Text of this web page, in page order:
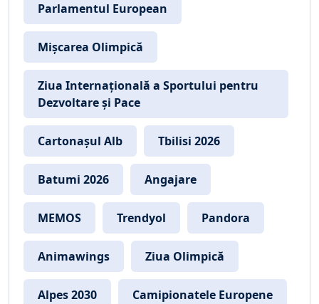
Parlamentul European
Mișcarea Olimpică
Ziua Internațională a Sportului pentru
Dezvoltare și Pace
Cartonașul Alb Tbilisi 2026
Batumi 2026 Angajare
MEMOS Trendyol Pandora
Animawings Ziua Olimpică
Alpes 2030 Camipionatele Europene